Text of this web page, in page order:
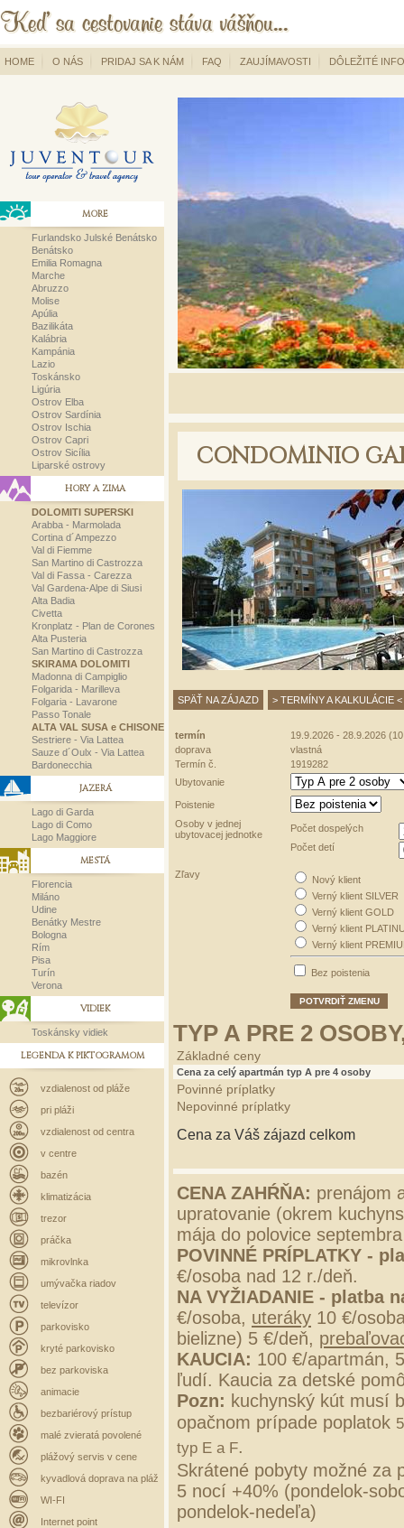
HOME O NÁS PRIDAJ SA K NÁM FAQ ZAUJÍMAVOSTI DÔLEŽITÉ
MORE
Furlandsko Julské Benátsko
Benátsko
Emilia Romagna
Marche
Abruzzo
Molise
Apúlia
Bazilikáta
Kalábria
Kampánia
Lazio
Toskánsko
Ligúria
Ostrov Elba
Ostrov Sardínia
Ostrov Ischia
Ostrov Capri
Ostrov Sicília
Liparské ostrovy
HORY A ZIMA
DOLOMITI SUPERSKI
Arabba - Marmolada
Cortina d´Ampezzo
Val di Fiemme
San Martino di Castrozza
Val di Fassa - Carezza
Val Gardena-Alpe di Siusi
Alta Badia
Civetta
Kronplatz - Plan de Corones
Alta Pusteria
San Martino di Castrozza
SKIRAMA DOLOMITI
Madonna di Campiglio
Folgarida - Marilleva
Folgaria - Lavarone
Passo Tonale
ALTA VAL SUSA e CHISONE
Sestriere - Via Lattea
Sauze d´Oulx - Via Lattea
Bardonecchia
JAZERÁ
Lago di Garda
Lago di Como
Lago Maggiore
MESTÁ
Florencia
Miláno
Udine
Benátky Mestre
Bologna
Rím
Pisa
Turín
Verona
VIDIEK
Toskánsky vidiek
LEGENDA K PIKTOGRAMOM
vzdialenost od pláže
pri pláži
vzdialenost od centra
v centre
bazén
klimatizácia
trezor
práčka
mikrovlnka
umývačka riadov
televízor
parkovisko
kryté parkovisko
bez parkoviska
animacie
bezbariérový prístup
malé zvieratá povolené
plážový servis v cene
kyvadlová doprava na pláž
WI-FI
Internet point
CONDOMINIO
SPÄŤ NA ZÁJAZD > TERMÍNY A KALKULÁCIE <
termín
19.9.2026 - 28.9.2026
doprava
vlastná
Termín č.
1919282
Ubytovanie
Poistenie
Osoby v jednej
ubytovacej jednotke
Počet dospelých
Počet detí
Zľavy
Nový klient
Verný klient SILVER
Verný klient GOLD
Verný klient
Verný klient
Bez poistenia
POTVRDIŤ ZMENU
TYP A PRE 2
Základné ceny
Cena za celý apartmán typ A pre 4 osoby
Povinné príplatky
Nepovinné príplatky
Cena za Váš zájazd celkom
CENA ZAHŔŇA: prenájom
upratovanie (okrem
mája do polovice
POVINNÉ PRÍPLATKY -
€/osoba nad 12 r./deň.
NA VYŽIADANIE - platba
€/osoba, uteráky 10 €/
bielizne) 5 €/deň,
KAUCIA: 100 €/apartmán,
ľudí. Kaucia za detské
Pozn: kuchynský kút musí
opačnom prípade poplatok
typ E a F.
Skrátené pobyty možné za
5 nocí +40% (pondelok-
pondelok-nedeľa)